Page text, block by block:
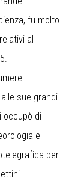
fu molto
al
sue grandi
occupò di
e
per